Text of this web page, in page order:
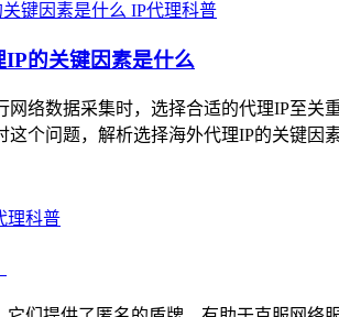
IP代理科普
的关键因素是什么
络数据采集时，选择合适的代理IP至
这个问题，解析选择海外代理IP的关
理科普